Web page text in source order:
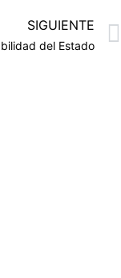
SIGUIENTE
del Estado